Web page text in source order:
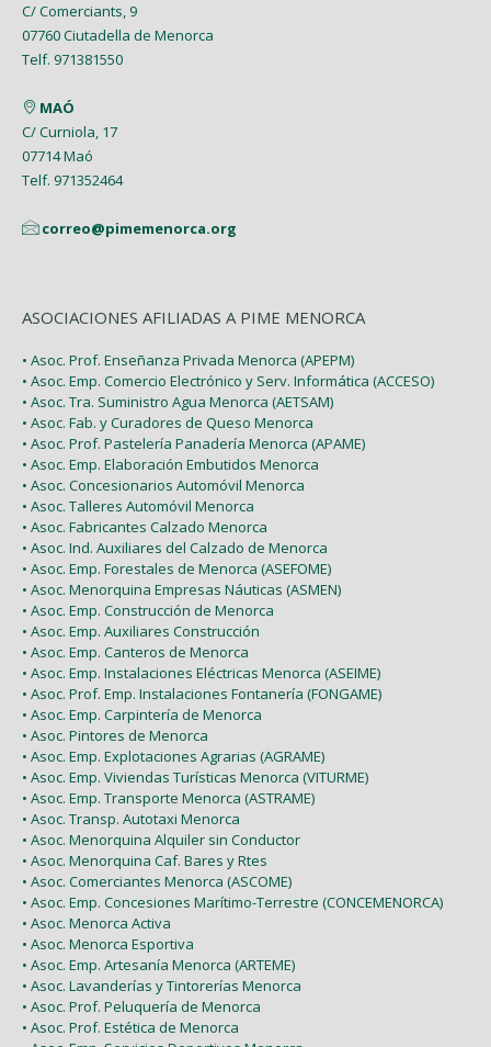
C/ Comerciants, 9
07760 Ciutadella de Menorca
Telf. 971381550
MAÓ
C/ Curniola, 17
07714 Maó
Telf. 971352464
correo@pimemenorca.org
ASOCIACIONES AFILIADAS A PIME MENORCA
• Asoc. Prof. Enseñanza Privada Menorca (APEPM)
• Asoc. Emp. Comercio Electrónico y Serv. Informática (ACCESO)
• Asoc. Tra. Suministro Agua Menorca (AETSAM)
• Asoc. Fab. y Curadores de Queso Menorca
• Asoc. Prof. Pastelería Panadería Menorca (APAME)
• Asoc. Emp. Elaboración Embutidos Menorca
• Asoc. Concesionarios Automóvil Menorca
• Asoc. Talleres Automóvil Menorca
• Asoc. Fabricantes Calzado Menorca
• Asoc. Ind. Auxiliares del Calzado de Menorca
• Asoc. Emp. Forestales de Menorca (ASEFOME)
• Asoc. Menorquina Empresas Náuticas (ASMEN)
• Asoc. Emp. Construcción de Menorca
• Asoc. Emp. Auxiliares Construcción
• Asoc. Emp. Canteros de Menorca
• Asoc. Emp. Instalaciones Eléctricas Menorca (ASEIME)
• Asoc. Prof. Emp. Instalaciones Fontanería (FONGAME)
• Asoc. Emp. Carpintería de Menorca
• Asoc. Pintores de Menorca
• Asoc. Emp. Explotaciones Agrarias (AGRAME)
• Asoc. Emp. Viviendas Turísticas Menorca (VITURME)
• Asoc. Emp. Transporte Menorca (ASTRAME)
• Asoc. Transp. Autotaxi Menorca
• Asoc. Menorquina Alquiler sin Conductor
• Asoc. Menorquina Caf. Bares y Rtes
• Asoc. Comerciantes Menorca (ASCOME)
• Asoc. Emp. Concesiones Marítimo-Terrestre (CONCEMENORCA)
• Asoc. Menorca Activa
• Asoc. Menorca Esportiva
• Asoc. Emp. Artesanía Menorca (ARTEME)
• Asoc. Lavanderías y Tintorerías Menorca
• Asoc. Prof. Peluquería de Menorca
• Asoc. Prof. Estética de Menorca